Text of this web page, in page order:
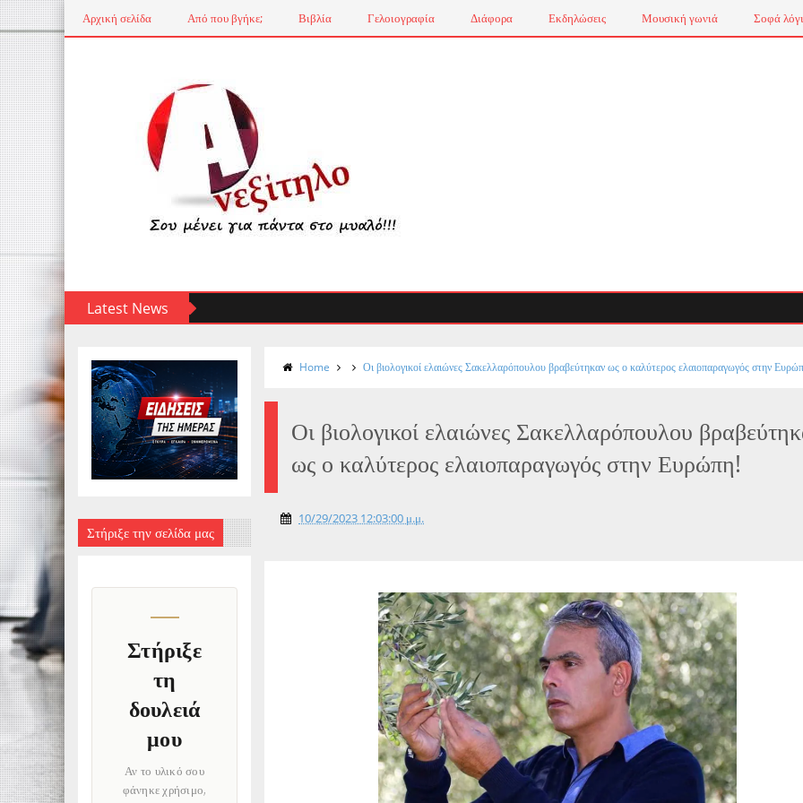
Αρχική σελίδα Από που βγήκε; Βιβλία Γελοιογραφία Διάφορα Εκδηλώσεις Μουσική γωνιά Σοφά
Latest News
Στήριξε την σελίδα μας
Στήριξε
τη
δουλειά
μου
Αν το υλικό σου
φάνηκε χρήσιμο,
Home Οι βιολογικοί ελαιώνες Σακελλαρόπουλου βραβεύτηκαν ως ο καλύτερος ελαιοπαραγωγός στην
Οι βιολογικοί ελαιώνες Σακελλαρόπουλου
ως ο καλύτερος ελαιοπαραγωγός στην Ευρώπη!
10/29/2023 12:03:00 μ.μ.